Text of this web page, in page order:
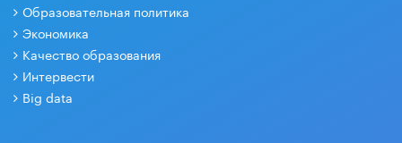
Образовательная политика
Экономика
Качество образования
Интервести
Big data